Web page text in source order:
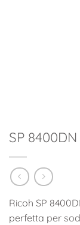
SP 8400DN
Ricoh SP
perfetta per